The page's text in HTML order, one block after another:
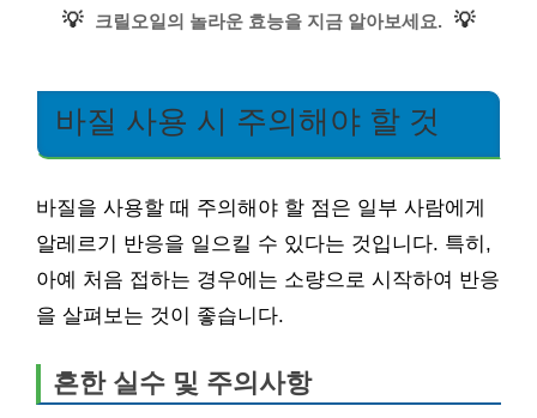
💡 크릴오일의 놀라운 효능을 지금 알아보세요. 💡
바질 사용 시 주의해야 할 것
바질을 사용할 때 주의해야 할 점은 일부 사람에게
알레르기 반응을 일으킬 수 있다는 것입니다. 특히,
아예 처음 접하는 경우에는 소량으로 시작하여 반응
을 살펴보는 것이 좋습니다.
흔한 실수 및 주의사항